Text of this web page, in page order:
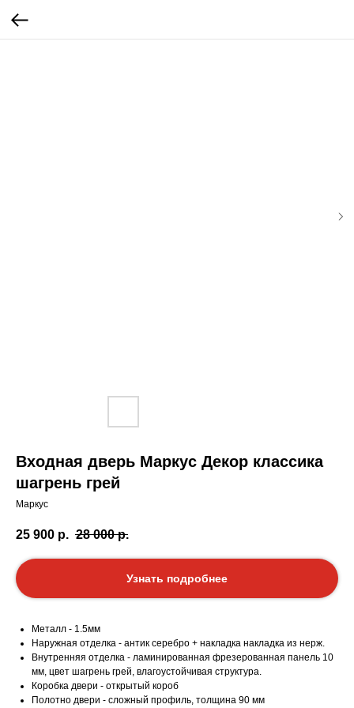
Входная дверь Маркус Декор классика
шагрень грей
Маркус
25 900 р. 28 000 р.
Узнать подробнее
Металл - 1.5мм
Наружная отделка - антик серебро + накладка накладка из нерж.
Внутренняя отделка - ламинированная фрезерованная панель 10
мм, цвет шагрень грей, влагоустойчивая структура.
Коробка двери - открытый короб
Полотно двери - сложный профиль, толщина 90 мм